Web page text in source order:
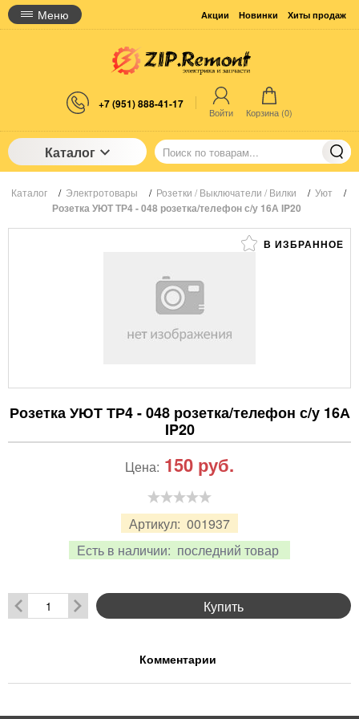
Меню Акции Новинки Хиты продаж
+7 (951) 888-41-17
Войти Корзина (0)
Каталог
Каталог / Электротовары / Розетки / Выключатели / Вилки / Уют /
Розетка УЮТ ТР4 - 048 розетка/телефон с/у 16А IP20
В ИЗБРАННОЕ
Розетка УЮТ ТР4 - 048 розетка/телефон с/у 16А
IP20
Артикул: 001937
Есть в наличии: последний товар
Цена: 150 руб.
Купить
Комментарии